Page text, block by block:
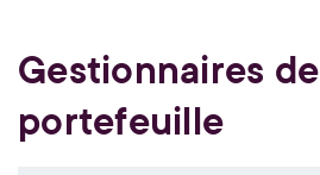
Gestionnaires de
portefeuille